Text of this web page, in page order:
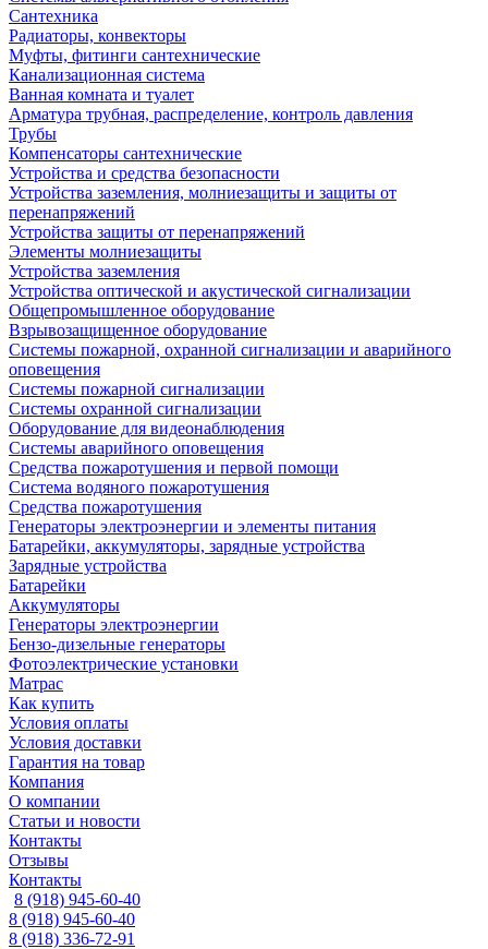
Сантехника
Радиаторы, конвекторы
Муфты, фитинги сантехнические
Канализационная система
Ванная комната и туалет
Арматура трубная, распределение, контроль давления
Трубы
Компенсаторы сантехнические
Устройства и средства безопасности
Устройства заземления, молниезащиты и защиты от
перенапряжений
Устройства защиты от перенапряжений
Элементы молниезащиты
Устройства заземления
Устройства оптической и акустической сигнализации
Общепромышленное оборудование
Взрывозащищенное оборудование
Системы пожарной, охранной сигнализации и аварийного
оповещения
Системы пожарной сигнализации
Системы охранной сигнализации
Оборудование для видеонаблюдения
Системы аварийного оповещения
Средства пожаротушения и первой помощи
Система водяного пожаротушения
Средства пожаротушения
Генераторы электроэнергии и элементы питания
Батарейки, аккумуляторы, зарядные устройства
Зарядные устройства
Батарейки
Аккумуляторы
Генераторы электроэнергии
Бензо-дизельные генераторы
Фотоэлектрические установки
Матрас
Как купить
Условия оплаты
Условия доставки
Гарантия на товар
Компания
О компании
Статьи и новости
Контакты
Отзывы
Контакты
8 (918) 945-60-40
8 (918) 945-60-40
8 (918) 336-72-91